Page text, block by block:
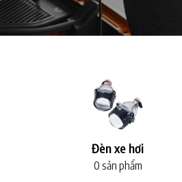
Đèn xe hơi
0 sản phẩm